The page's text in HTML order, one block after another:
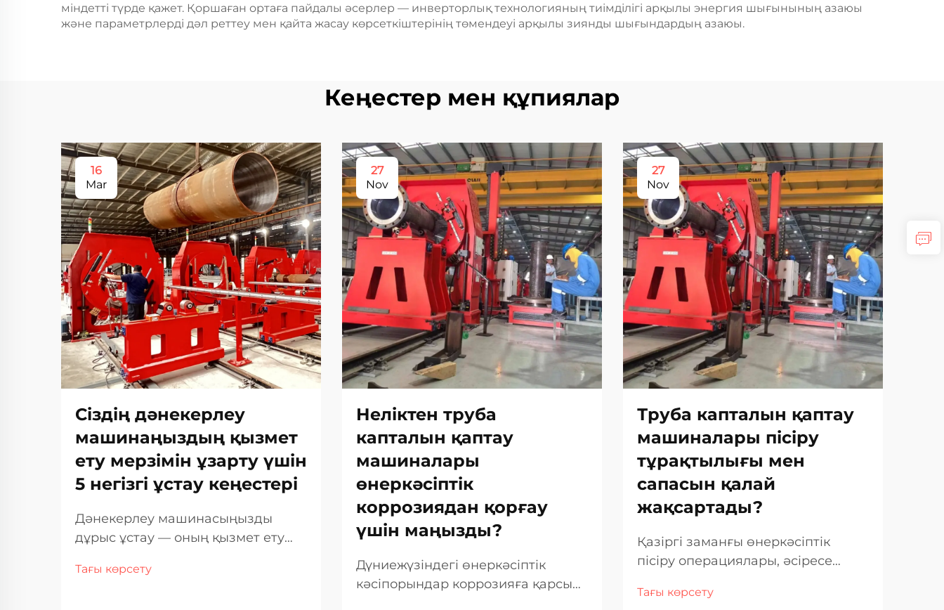
міндетті түрде қажет. Қоршаған ортаға пайдалы әсерлер — инверторлық технологияның тиімділігі арқылы энергия шығынының азаюы
және параметрлерді дәл реттеу мен қайта жасау көрсеткіштерінің төмендеуі арқылы зиянды шығындардың азаюы.
Кеңестер мен құпиялар
16
Mar
Сіздің дәнекерлеу
машинаңыздың қызмет
ету мерзімін ұзарту үшін
5 негізгі ұстау кеңестері
Дәнекерлеу машинасыңызды
дұрыс ұстау — оның қызмет ету
оның барлық қызмет ету
Тағы көрсету
27
Nov
Неліктен труба
капталын қаптау
машиналары
өнеркәсіптік
коррозиядан қорғау
үшін маңызды?
Дүниежүзіндегі өнеркәсіптік
кәсіпорындар коррозияға қарсы
27
Nov
Труба капталын қаптау
машиналары пісіру
тұрақтылығы мен
сапасын қалай
жақсартады?
Қазіргі заманғы өнеркәсіптік
пісіру операциялары, әсіресе
арнайы труба жүйелеріне қатысты
Тағы көрсету